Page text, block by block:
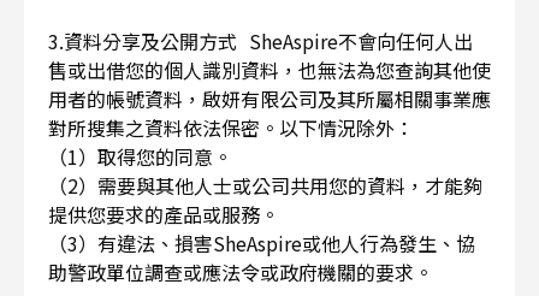
3.資料分享及公開方式 SheAspire不會向任何人出
售或出借您的個人識別資料，也無法為您查詢其他使
用者的帳號資料，啟妍有限公司及其所屬相關事業應
對所搜集之資料依法保密。以下情況除外：
（1）取得您的同意。
（2）需要與其他人士或公司共用您的資料，才能夠
提供您要求的產品或服務。
（3）有違法、損害SheAspire或他人行為發生、協
助警政單位調查或應法令或政府機關的要求。